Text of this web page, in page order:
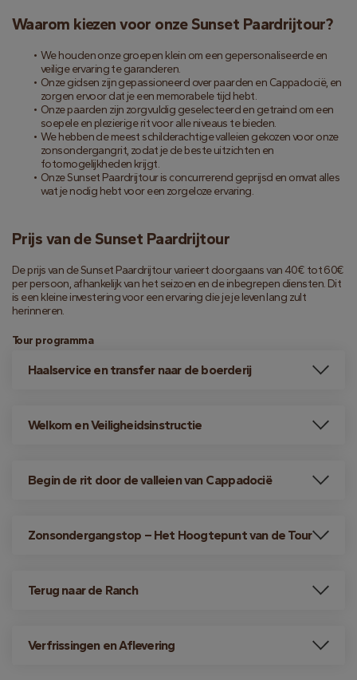
Waarom kiezen voor onze Sunset Paardrijtour?
We houden onze groepen klein om een gepersonaliseerde en
veilige ervaring te garanderen.
Onze gidsen zijn gepassioneerd over paarden en Cappadocië, en
zorgen ervoor dat je een memorabele tijd hebt.
Onze paarden zijn zorgvuldig geselecteerd en getraind om een
soepele en plezierige rit voor alle niveaus te bieden.
We hebben de meest schilderachtige valleien gekozen voor onze
zonsondergangrit, zodat je de beste uitzichten en
fotomogelijkheden krijgt.
Onze Sunset Paardrijtour is concurrerend geprijsd en omvat alles
wat je nodig hebt voor een zorgeloze ervaring.
Prijs van de Sunset Paardrijtour
De prijs van de Sunset Paardrijtour varieert doorgaans van 40€ tot 60€
per persoon, afhankelijk van het seizoen en de inbegrepen diensten. Dit
is een kleine investering voor een ervaring die je je leven lang zult
herinneren.
Tour programma
Haalservice en transfer naar de boerderij
Welkom en Veiligheidsinstructie
Begin de rit door de valleien van Cappadocië
Zonsondergangstop – Het Hoogtepunt van de Tour
Terug naar de Ranch
Verfrissingen en Aflevering